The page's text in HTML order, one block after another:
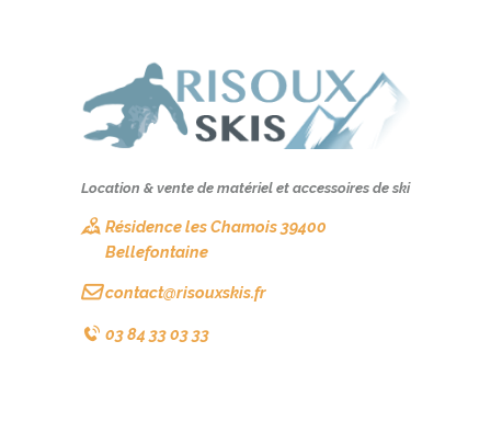
Location & vente de matériel et accessoires de ski
Résidence les Chamois 39400
Bellefontaine
contact@risouxskis.fr
03 84 33 03 33